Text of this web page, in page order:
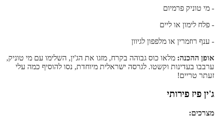
- מי טוניק פרמיום
- פלח לימון או ליים
- ענף רוזמרין או מלפפון לגיוון
אופן ההכנה: מלאו כוס גבוהה בקרח, מזגו את הג'ין, השלימו עם מי טוניק,
ערבבו בעדינות וקשטו. לגרסה ישראלית מיוחדת, נסו להוסיף כמה עלי
זעתר טריים!
ג'ין פיז פירותי
מצרכים: